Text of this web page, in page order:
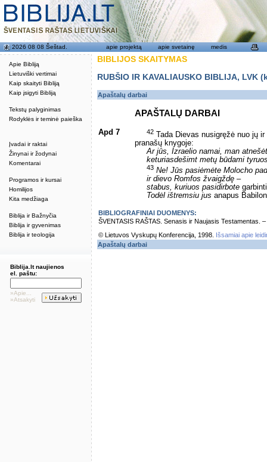
Apie Bibliją
Lietuviški vertimai
Kaip skaityti Bibliją
Kaip įsigyti Bibliją
Tekstų palyginimas
Rodyklės ir teminė paieška
Įvadai ir raktai
Žinynai ir žodynai
Komentarai
Programos ir kursai
Homilijos
Kita medžiaga
Biblija ir Bažnyčia
Biblija ir gyvenimas
Biblija ir teologija
2026 08 08 Šeštad. apie projektą apie svetainę medis
Biblija.lt naujienos
el. paštu:
»Apie...
»Atsakyti
BIBLIJOS SKAITYMAS
RUBŠIO IR KAVALIAUSKO BIBLIJA,
Apaštalų darbai
APAŠTALŲ DARBAI
Apd 7 42 Tada Dievas nusigręžė nuo jų
pranašų knygoje:
Ar jūs, Izraelio namai, man
keturiasdešimt metų būdami
43 Ne! Jūs pasiėmėte Molocho
ir dievo Romfos žvaigždę –
stabus, kuriuos pasidirbote
Todėl ištremsiu jus anapus
BIBLIOGRAFINIAI DUOMENYS:
ŠVENTASIS RAŠTAS. Senasis ir Naujasis Testamentas.
© Lietuvos Vyskupų Konferencija, 1998.
Išsamiai apie
Apaštalų darbai